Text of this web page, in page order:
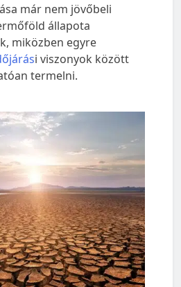
már nem jövőbeli
állapota
miközben egyre
i viszonyok között
termelni.